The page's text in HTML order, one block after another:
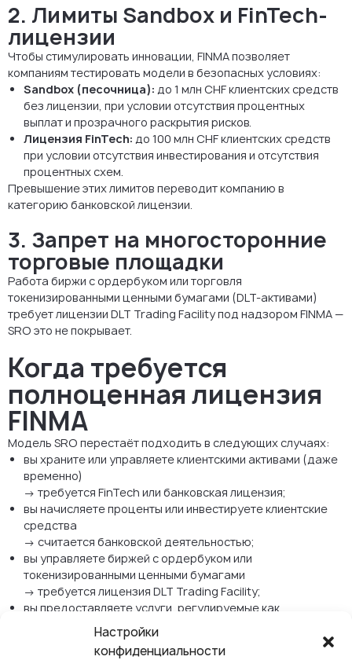
Настройки
конфиденциальности
2. Лимиты Sandbox и FinTech-
лицензии
Чтобы стимулировать инновации, FINMA позволяет
компаниям тестировать модели в безопасных условиях:
Sandbox (песочница): до 1 млн CHF клиентских средств
без лицензии, при условии отсутствия процентных
выплат и прозрачного раскрытия рисков.
Лицензия FinTech: до 100 млн CHF клиентских средств
при условии отсутствия инвестирования и отсутствия
процентных схем.
Превышение этих лимитов переводит компанию в
категорию банковской лицензии.
3. Запрет на многосторонние
торговые площадки
Работа биржи с ордербуком или торговля
токенизированными ценными бумагами (DLT-активами)
требует лицензии DLT Trading Facility под надзором FINMA —
SRO это не покрывает.
Когда требуется
полноценная лицензия
FINMA
Модель SRO перестаёт подходить в следующих случаях:
вы храните или управляете клиентскими активами (даже
временно)
→ требуется FinTech или банковская лицензия;
вы начисляете проценты или инвестируете клиентские
средства
→ считается банковской деятельностью;
вы управляете биржей с ордербуком или
токенизированными ценными бумагами
→ требуется лицензия DLT Trading Facility;
вы предоставляете услуги, регулируемые как
пруденциальные (например, управление активами)
→ требуется лицензия по FinIA.